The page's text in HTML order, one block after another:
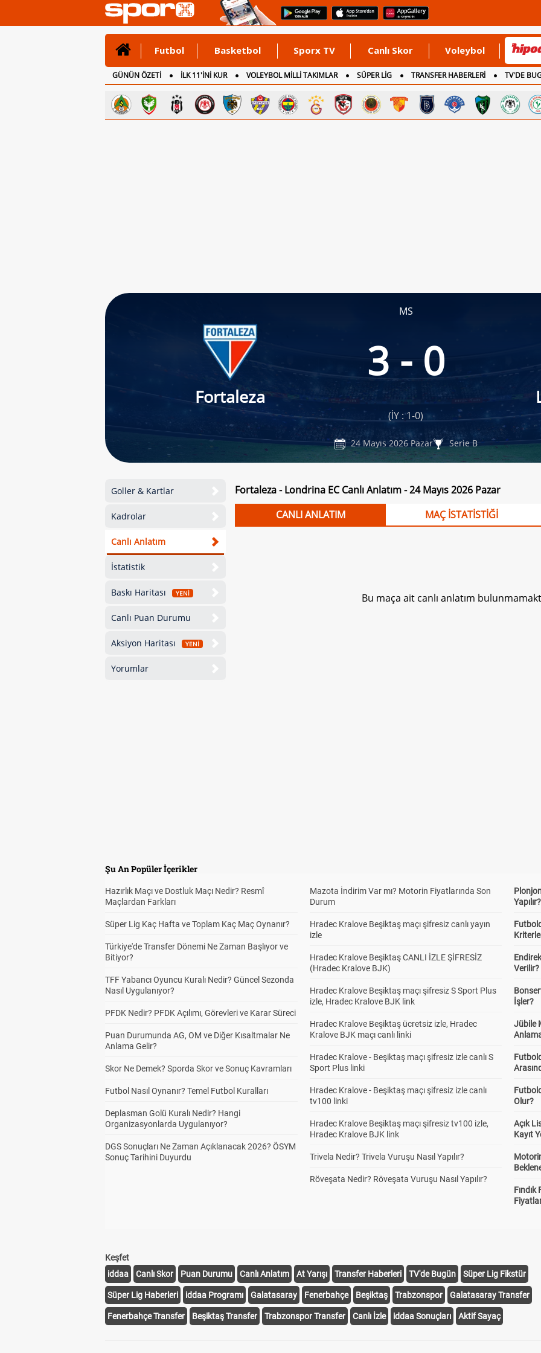
Futbol Basketbol Sporx TV Canlı Skor Voleybol
GÜNÜN ÖZETİ İLK 11'İNİ KUR VOLEYBOL MİLLİ TAKIMLAR SÜPER LİG TRANSFER HABERLERİ TV'DE
CANLI ANLATIM
İNGİLTERE
MS
Fortaleza
3 - 0
(İY : 1-0)
24 Mayıs 2026 Pazar Serie B
Goller & Kartlar
Kadrolar
Canlı Anlatım
İstatistik
Baskı Haritası YENİ
Canlı Puan Durumu
Aksiyon Haritası YENİ
Yorumlar
Fortaleza - Londrina EC Canlı Anlatım - 24 Mayıs 2026 Pazar
CANLI ANLATIM
MAÇ İSTATİSTİĞİ
Bu maça ait canlı anlatım
Şu An Popüler İçerikler
Hazırlık Maçı ve Dostluk Maçı Nedir? Resmî
Maçlardan Farkları
Süper Lig Kaç Hafta ve Toplam Kaç Maç Oynanır?
Türkiye'de Transfer Dönemi Ne Zaman Başlıyor ve
Bitiyor?
TFF Yabancı Oyuncu Kuralı Nedir? Güncel Sezonda
Nasıl Uygulanıyor?
PFDK Nedir? PFDK Açılımı, Görevleri ve Karar Süreci
Puan Durumunda AG, OM ve Diğer Kısaltmalar Ne
Anlama Gelir?
Skor Ne Demek? Sporda Skor ve Sonuç Kavramları
Futbol Nasıl Oynanır? Temel Futbol Kuralları
Deplasman Golü Kuralı Nedir? Hangi
Organizasyonlarda Uygulanıyor?
DGS Sonuçları Ne Zaman Açıklanacak 2026? ÖSYM
Sonuç Tarihini Duyurdu
Mazota İndirim Var mı? Motorin Fiyatlarında Son
Durum
Hradec Kralove Beşiktaş maçı şifresiz canlı yayın
izle
Hradec Kralove Beşiktaş CANLI İZLE ŞİFRESİZ
(Hradec Kralove BJK)
Hradec Kralove Beşiktaş maçı şifresiz S Sport Plus
izle, Hradec Kralove BJK link
Hradec Kralove Beşiktaş ücretsiz izle, Hradec
Kralove BJK maçı canlı linki
Hradec Kralove - Beşiktaş maçı şifresiz izle canlı S
Sport Plus linki
Hradec Kralove - Beşiktaş maçı şifresiz izle canlı
tv100 linki
Hradec Kralove Beşiktaş maçı şifresiz tv100 izle,
Hradec Kralove BJK link
Trivela Nedir? Trivela Vuruşu Nasıl Yapılır?
Röveşata Nedir? Röveşata Vuruşu Nasıl Yapılır?
Yapılır?
Verilir?
İşler?
Jübile
Olur?
Açık
Kayıt
Fındık
Keşfet
iddaa
Canlı Skor Puan Durumu Canlı Anlatım At Yarışı Transfer Haberleri TV'de Bugün Süper Lig Fikstür
Süper Lig Haberleri iddaa Programı Galatasaray Fenerbahçe Beşiktaş Trabzonspor Galatasaray Transfer
Fenerbahçe Transfer Beşiktaş Transfer Trabzonspor Transfer Canlı İzle iddaa Sonuçları Aktif Sayaç